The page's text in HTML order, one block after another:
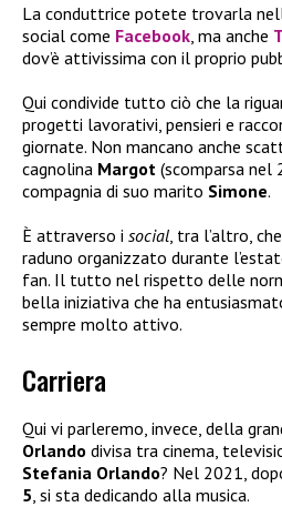
La conduttrice potete trovarla
social come Facebook , ma anche
dov’è attivissima con il proprio
Qui condivide tutto ciò che la
progetti lavorativi, pensieri e
giornate. Non mancano anche
cagnolina Margot (scomparsa
compagnia di suo marito Simone.
È attraverso i social , tra l’altro,
raduno organizzato durante
fan. Il tutto nel rispetto delle
bella iniziativa che ha
sempre molto attivo.
Carriera
Qui vi parleremo, invece, della
Orlando divisa tra cinema,
Stefania Orlando? Nel 2021,
5 , si sta dedicando alla musica.